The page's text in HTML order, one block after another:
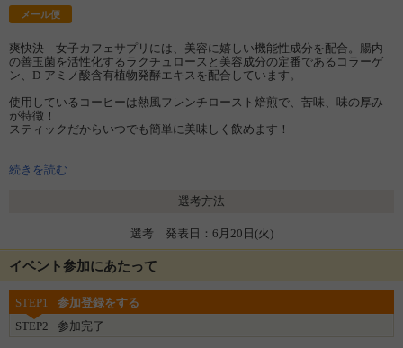
メール便
爽快決 女子カフェサプリには、美容に嬉しい機能性成分を配合。腸内
の善玉菌を活性化するラクチュロースと美容成分の定番であるコラーゲ
ン、D-アミノ酸含有植物発酵エキスを配合しています。
使用しているコーヒーは熱風フレンチロースト焙煎で、苦味、味の厚み
が特徴！
スティックだからいつでも簡単に美味しく飲めます！
①マグカップにスティック1本を入れます。
●アイスの場合
①グラスにスティック1本とお湯をいつもの半分(70ml)を入れてかきまぜ
②氷を5～6個入れ冷たくなるまで、よくかきまぜてお召し上がりくださ
い。
●ミルクの場合
続きを読む
選考方法
選考 発表日：6月20日(火)
イベント参加にあたって
STEP1
参加登録をする
STEP2
参加完了